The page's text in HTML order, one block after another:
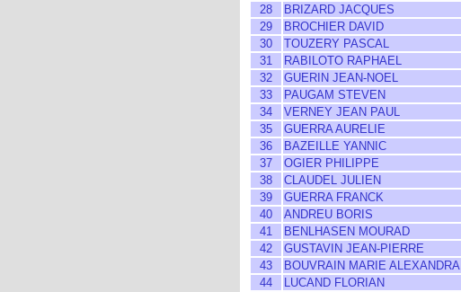
28
BRIZARD JACQUES
29
BROCHIER DAVID
30
TOUZERY PASCAL
31
RABILOTO RAPHAEL
32
GUERIN JEAN-NOEL
33
PAUGAM STEVEN
34
VERNEY JEAN PAUL
35
GUERRA AURELIE
36
BAZEILLE YANNIC
37
OGIER PHILIPPE
38
CLAUDEL JULIEN
39
GUERRA FRANCK
40
ANDREU BORIS
41
BENLHASEN MOURAD
42
GUSTAVIN JEAN-PIERRE
43
BOUVRAIN MARIE ALEXANDRA
44
LUCAND FLORIAN